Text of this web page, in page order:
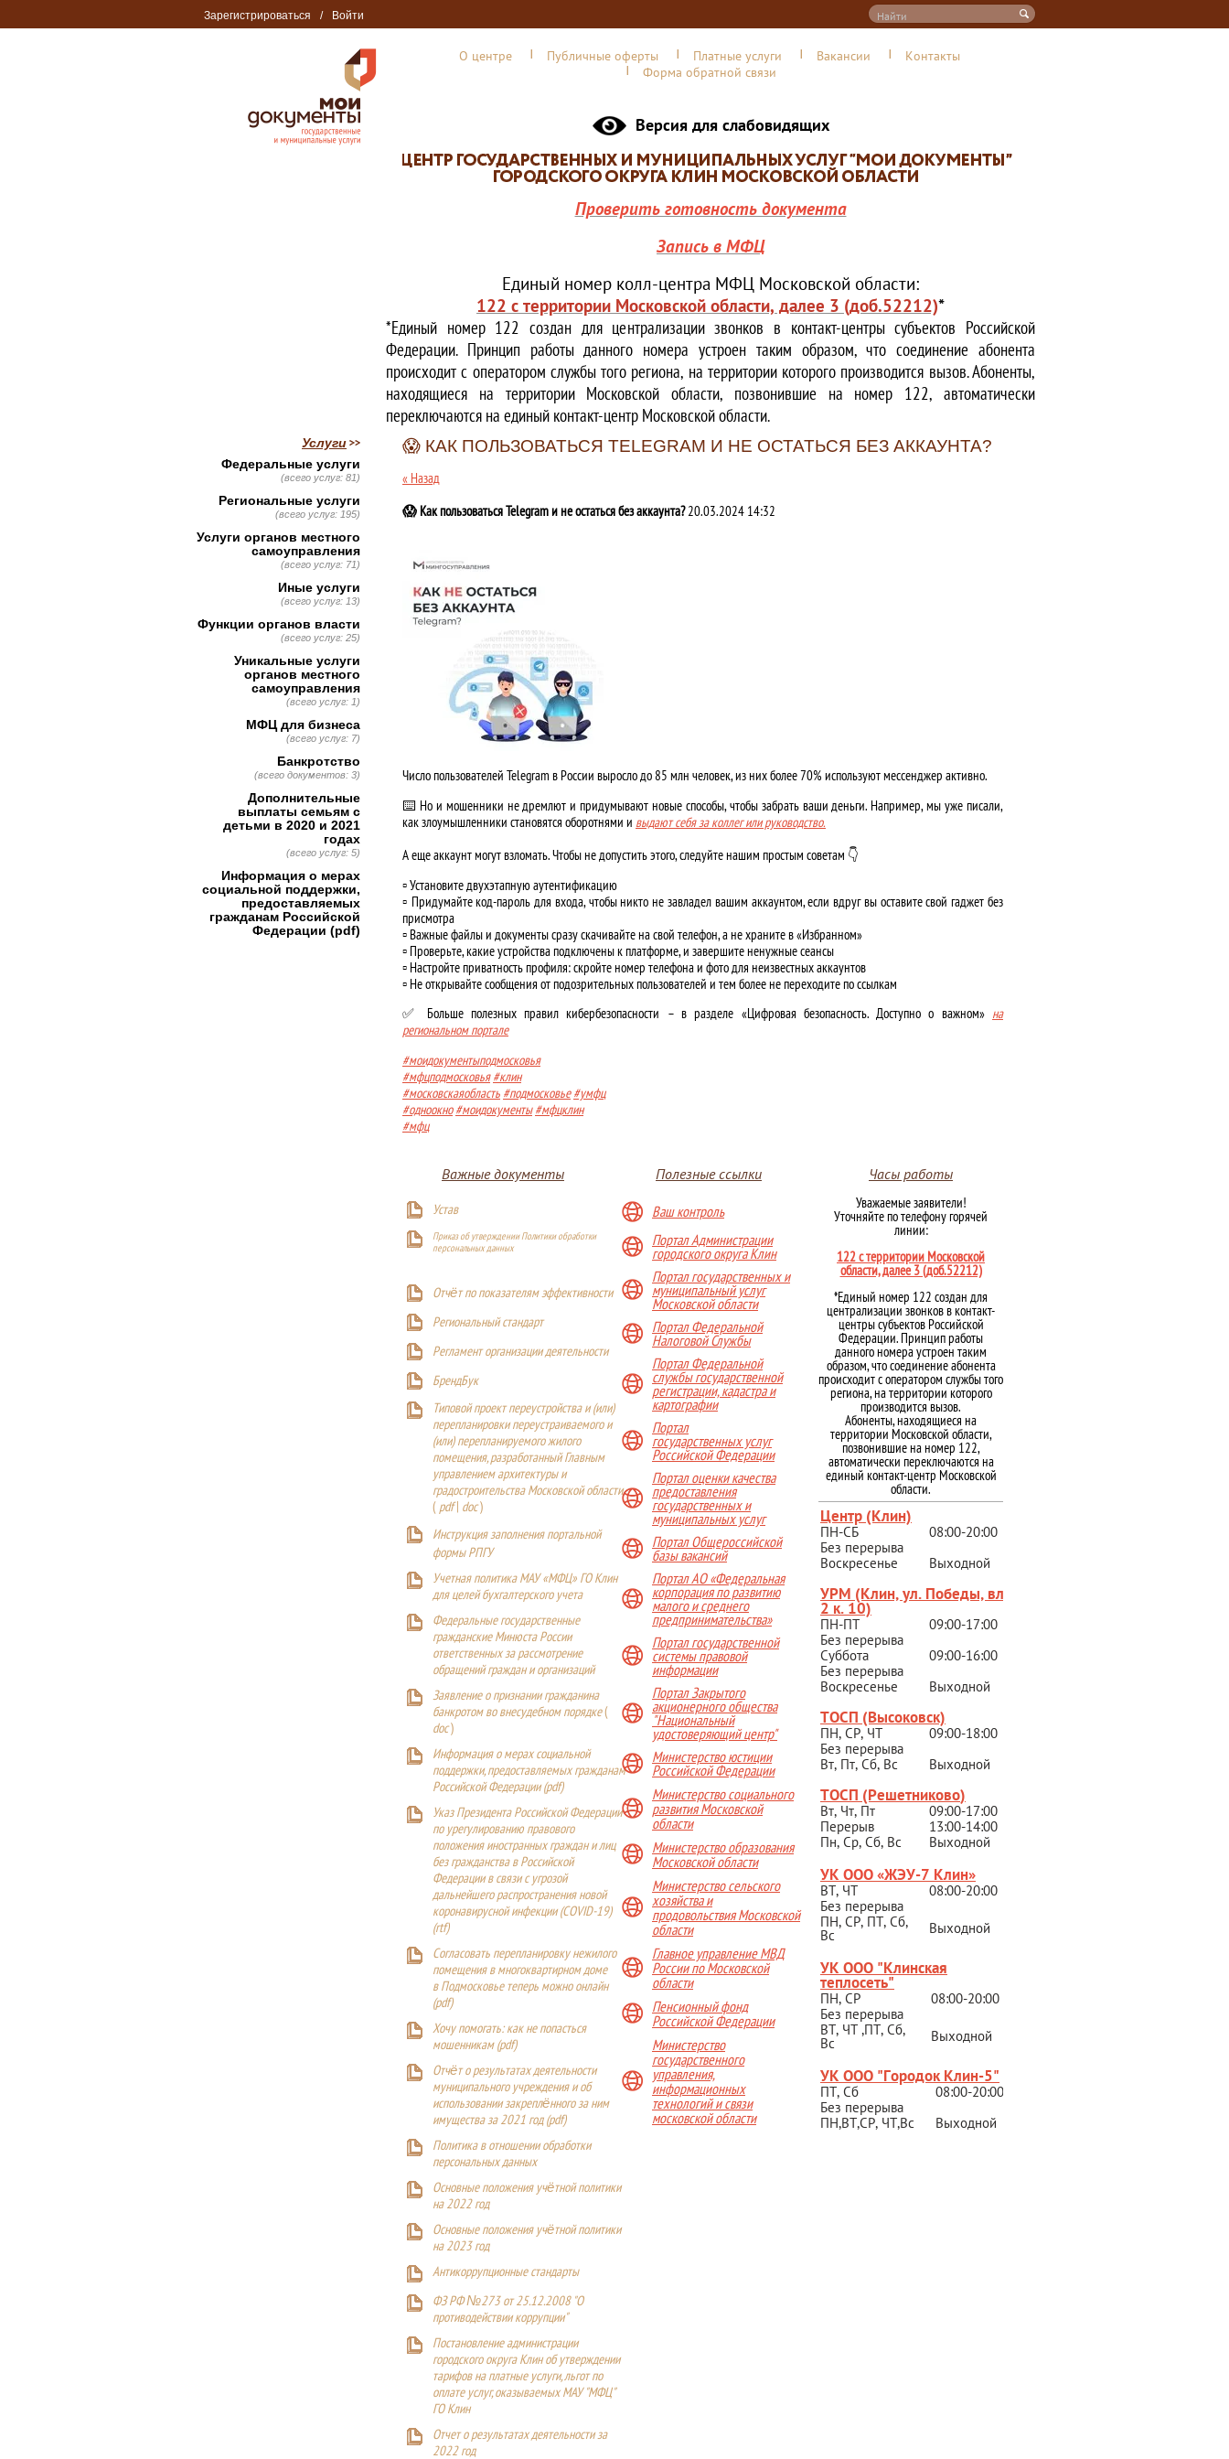
Зарегистрироваться / Войти
О центре Публичные оферты Платные услуги Вакансии
Контакты
Форма обратной связи
Версия для слабовидящих
Проверить готовность документа
Запись в МФЦ
Единый номер колл-центра МФЦ Московской области:
122 с территории Московской области, далее 3 (доб.52212)*
*Единый номер 122 создан для централизации звонков в контакт-центры субъектов Российской
Федерации. Принцип работы данного номера устроен таким образом, что соединение абонента
происходит с оператором службы того региона, на территории которого производится вызов. Абоненты,
находящиеся на территории Московской области, позвонившие на номер 122, автоматически
переключаются на единый контакт-центр Московской области.
😱 КАК ПОЛЬЗОВАТЬСЯ TELEGRAM И НЕ ОСТАТЬСЯ БЕЗ АККАУНТА?
« Назад
😱 Как пользоваться Telegram и не остаться без аккаунта?20.03.2024 14:32
Число пользователей Telegram в России выросло до 85 млн человек, из них более 70% используют мессенджер активно.
⌨️ Но и мошенники не дремлют и придумывают новые способы, чтобы забрать ваши деньги. Например, мы уже писали,
как злоумышленники становятся оборотнями и выдают себя за коллег или руководство.
А еще аккаунт могут взломать. Чтобы не допустить этого, следуйте нашим простым советам 👇
▫️ Установите двухэтапную аутентификацию
▫️ Придумайте код-пароль для входа, чтобы никто не завладел вашим аккаунтом, если вдруг вы оставите свой гаджет без
присмотра
▫️ Важные файлы и документы сразу скачивайте на свой телефон, а не храните в «Избранном»
▫️ Проверьте, какие устройства подключены к платформе, и завершите ненужные сеансы
▫️ Настройте приватность профиля: скройте номер телефона и фото для неизвестных аккаунтов
▫️ Не открывайте сообщения от подозрительных пользователей и тем более не переходите по ссылкам
✅ Больше полезных правил кибербезопасности – в разделе «Цифровая безопасность. Доступно о важном» на
региональном портале
#моидокументыподмосковья
#мфцподмосковья #клин
#московскаяобласть #подмосковье #умфц
#одноокно #моидокументы #мфцклин
#мфц
Важные документы
Устав
Приказ об утверждении Политики обработки
персональных данных
Отчёт по показателям эффективности
Региональный стандарт
Регламент организации деятельности
БрендБук
Типовой проект переустройства и (или)
перепланировки переустраиваемого и
(или) перепланируемого жилого
помещения, разработанный Главным
управлением архитектуры и
градостроительства Московской области
(pdf| doc)
Инструкция заполнения портальной
формы РПГУ
Учетная политика МАУ «МФЦ» ГО Клин
для целей бухгалтерского учета
Федеральные государственные
гражданские Минюста России
ответственных за рассмотрение
обращений граждан и организаций
Заявление о признании гражданина
банкротом во внесудебном порядке(
doc)
Информация о мерах социальной
поддержки, предоставляемых гражданам
Российской Федерации (pdf)
Указ Президента Российской Федерации
по урегулированию правового
положения иностранных граждан и лиц
без гражданства в Российской
Федерации в связи с угрозой
дальнейшего распространения новой
коронавирусной инфекции (COVID-19)
(rtf)
Согласовать перепланировку нежилого
помещения в многоквартирном доме
в Подмосковье теперь можно онлайн
(pdf)
Хочу помогать: как не попасться
мошенникам (pdf)
Отчёт о результатах деятельности
муниципального учреждения и об
использовании закреплённого за ним
имущества за 2021 год (pdf)
Политика в отношении обработки
персональных данных
Основные положения учётной политики
на 2022 год
Основные положения учётной политики
на 2023 год
Антикоррупционные стандарты
ФЗ РФ №273 от 25.12.2008 "О
противодействии коррупции"
Постановление администрации
городского округа Клин об утверждении
тарифов на платные услуги, льгот по
оплате услуг, оказываемых МАУ "МФЦ"
ГО Клин
Отчет о результатах деятельности за
2022 год
Полезные ссылки
Ваш контроль
Портал Администрации
городского округа Клин
Портал государственных и
муниципальный услуг
Московской области
Портал Федеральной
Налоговой Службы
Портал Федеральной
службы государственной
регистрации, кадастра и
картографии
Портал
государственных услуг
Российской Федерации
Портал оценки качества
предоставления
государственных и
муниципальных услуг
Портал Общероссийской
базы вакансий
Портал АО «Федеральная
корпорация по развитию
малого и среднего
предпринимательства»
Портал государственной
системы правовой
информации
Портал Закрытого
акционерного общества
"Национальный
удостоверяющий центр"
Министерство юстиции
Российской Федерации
Министерство социального
развития Московской
области
Министерство образования
Московской области
Министерство сельского
хозяйства и
продовольствия Московской
области
Главное управление МВД
России по Московской
области
Пенсионный фонд
Российской Федерации
Министерство
государственного
управления,
информационных
технологий и связи
московской области
Часы работы
Уважаемые заявители!
Уточняйте по телефону горячей
линии:
122 с территории Московской
области, далее 3 (доб.52212)
*Единый номер 122 создан для
централизации звонков в контакт-
центры субъектов Российской
Федерации. Принцип работы
данного номера устроен таким
образом, что соединение абонента
происходит с оператором службы того
региона, на территории которого
производится вызов.
Абоненты, находящиеся на
территории Московской области,
позвонившие на номер 122,
автоматически переключаются на
единый контакт-центр Московской
области.
Центр (Клин)
ПН-СБ
08:00-20:00
Без перерыва
Воскресенье
Выходной
УРМ (Клин, ул. Победы, вл.
2 к. 10)
ПН-ПТ
09:00-17:00
Без перерыва
Суббота
09:00-16:00
Без перерыва
Воскресенье
Выходной
ТОСП (Высоковск)
ПН, СР, ЧТ
09:00-18:00
Без перерыва
Вт, Пт, Сб, Вс
Выходной
ТОСП (Решетниково)
Вт, Чт, Пт
09:00-17:00
Перерыв
13:00-14:00
Пн, Ср, Сб, Вс
Выходной
УК ООО «ЖЭУ-7 Клин»
ВТ, ЧТ
08:00-20:00
Без перерыва
ПН, СР, ПТ, Сб,
Вс Выходной
УК ООО "Клинская
теплосеть"
ПН, СР
08:00-20:00
Без перерыва
ВТ, ЧТ ,ПТ, Сб,
Вс Выходной
УК ООО "Городок Клин-5"
ПТ, Сб
08:00-20:00
Без перерыва
ПН,ВТ,СР, ЧТ,Вс Выходной
Услуги
Федеральные услуги
(всего услуг: 81)
Региональные услуги
(всего услуг: 195)
Услуги органов местного
самоуправления
(всего услуг: 71)
Иные услуги
(всего услуг: 13)
Функции органов власти
(всего услуг: 25)
Уникальные услуги
органов местного
самоуправления
(всего услуг: 1)
МФЦ для бизнеса
(всего услуг: 7)
Банкротство
(всего документов: 3)
Дополнительные
выплаты семьям с
детьми в 2020 и 2021
годах
(всего услуг: 5)
Информация о мерах
социальной поддержки,
предоставляемых
гражданам Российской
Федерации (pdf)